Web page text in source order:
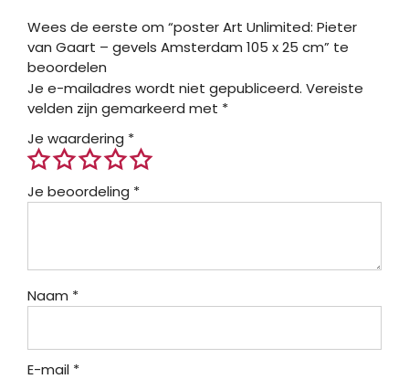
Wees de eerste om “poster Art Unlimited: Pieter
van Gaart – gevels Amsterdam 105 x 25 cm” te
beoordelen
Je e-mailadres wordt niet gepubliceerd. Vereiste
velden zijn gemarkeerd met *
Je waardering *
Je beoordeling *
Naam *
E-mail *